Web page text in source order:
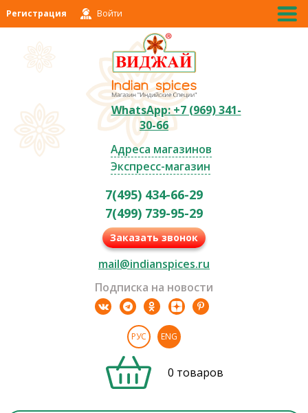
Регистрация Войти
WhatsApp: +7 (969) 341-
30-66
Адреса магазинов
Экспресс-магазин
7(495) 434-66-29
7(499) 739-95-29
Заказать звонок
mail@indianspices.ru
Подписка на новости
РУС ENG
0 товаров